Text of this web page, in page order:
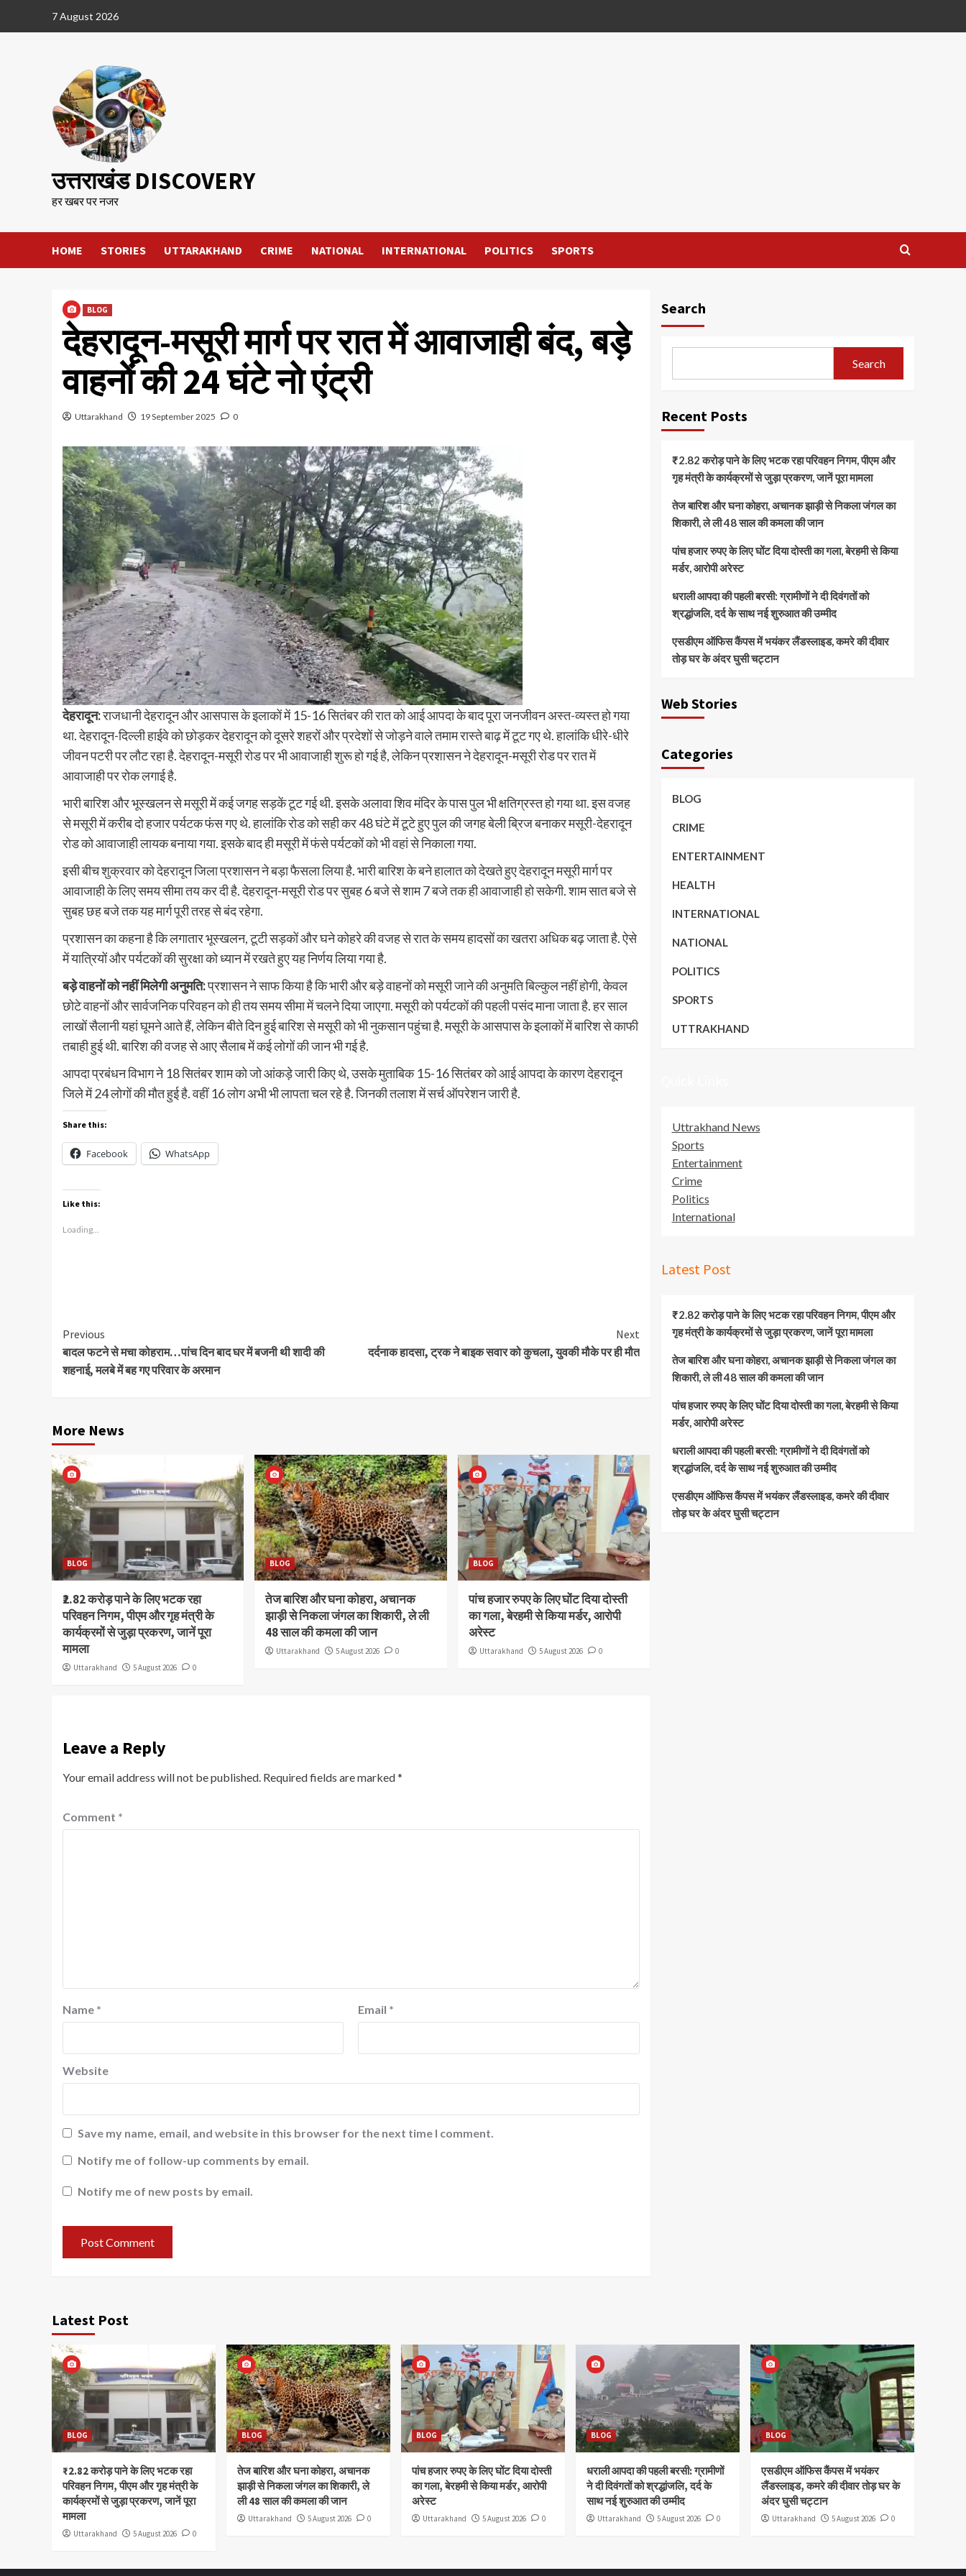
7 August 2026
उत्तराखंड DISCOVERY
हर खबर पर नजर
HOME STORIES UTTARAKHAND CRIME NATIONAL INTERNATIONAL POLITICS SPORTS
BLOG
देहरादून-मसूरी मार्ग पर रात में आवाजाही बंद, बड़े
वाहनों की 24 घंटे नो एंट्री
Uttarakhand 19 September 2025 0
देहरादून:राजधानी देहरादून और आसपास के इलाकों में 15-16 सितंबर की रात को आई आपदा के बाद पूरा जनजीवन अस्त-व्यस्त हो गया
था. देहरादून-दिल्ली हाईवे को छोड़कर देहरादून को दूसरे शहरों और प्रदेशों से जोड़ने वाले तमाम रास्ते बाढ़ में टूट गए थे. हालांकि धीरे-धीरे
जीवन पटरी पर लौट रहा है. देहरादून-मसूरी रोड पर भी आवाजाही शुरू हो गई है, लेकिन प्रशासन ने देहरादून-मसूरी रोड पर रात में
आवाजाही पर रोक लगाई है.
भारी बारिश और भूस्खलन से मसूरी में कई जगह सड़कें टूट गई थी. इसके अलावा शिव मंदिर के पास पुल भी क्षतिग्रस्त हो गया था. इस वजह
से मसूरी में करीब दो हजार पर्यटक फंस गए थे. हालांकि रोड को सही कर 48 घंटे में टूटे हुए पुल की जगह बेली ब्रिज बनाकर मसूरी-देहरादून
रोड को आवाजाही लायक बनाया गया. इसके बाद ही मसूरी में फंसे पर्यटकों को भी वहां से निकाला गया.
इसी बीच शुक्रवार को देहरादून जिला प्रशासन ने बड़ा फैसला लिया है. भारी बारिश के बने हालात को देखते हुए देहरादून मसूरी मार्ग पर
आवाजाही के लिए समय सीमा तय कर दी है. देहरादून-मसूरी रोड पर सुबह 6 बजे से शाम 7 बजे तक ही आवाजाही हो सकेगी. शाम सात बजे से
सुबह छह बजे तक यह मार्ग पूरी तरह से बंद रहेगा.
प्रशासन का कहना है कि लगातार भूस्खलन, टूटी सड़कों और घने कोहरे की वजह से रात के समय हादसों का खतरा अधिक बढ़ जाता है. ऐसे
में यात्रियों और पर्यटकों की सुरक्षा को ध्यान में रखते हुए यह निर्णय लिया गया है.
बड़े वाहनों को नहीं मिलेगी अनुमति:प्रशासन ने साफ किया है कि भारी और बड़े वाहनों को मसूरी जाने की अनुमति बिल्कुल नहीं होगी, केवल
छोटे वाहनों और सार्वजनिक परिवहन को ही तय समय सीमा में चलने दिया जाएगा. मसूरी को पर्यटकों की पहली पसंद माना जाता है. हर साल
लाखों सैलानी यहां घूमने आते हैं, लेकिन बीते दिन हुई बारिश से मसूरी को भी नुकसान पहुंचा है. मसूरी के आसपास के इलाकों में बारिश से काफी
तबाही हुई थी. बारिश की वजह से आए सैलाब में कई लोगों की जान भी गई है.
आपदा प्रबंधन विभाग ने 18 सितंबर शाम को जो आंकड़े जारी किए थे, उसके मुताबिक 15-16 सितंबर को आई आपदा के कारण देहरादून
जिले में 24 लोगों की मौत हुई है. वहीं 16 लोग अभी भी लापता चल रहे है. जिनकी तलाश में सर्च ऑपरेशन जारी है.
Share this:
Facebook WhatsApp
Like this:
Loading...
Continue
Reading
Previous
बादल फटने से मचा कोहराम…पांच दिन बाद घर में बजनी थी शादी की
शहनाई, मलबे में बह गए परिवार के अरमान
Next
दर्दनाक हादसा, ट्रक ने बाइक सवार को कुचला, युवकी मौके पर ही मौत
More News
BLOG
₹2.82 करोड़ पाने के लिए भटक रहा
परिवहन निगम, पीएम और गृह मंत्री के
कार्यक्रमों से जुड़ा प्रकरण, जानें पूरा
मामला
Uttarakhand 5 August 2026 0
BLOG
तेज बारिश और घना कोहरा, अचानक
झाड़ी से निकला जंगल का शिकारी, ले ली
48 साल की कमला की जान
Uttarakhand 5 August 2026 0
BLOG
पांच हजार रुपए के लिए घोंट दिया दोस्ती
का गला, बेरहमी से किया मर्डर, आरोपी
अरेस्ट
Uttarakhand 5 August 2026 0
Leave a Reply
Your email address will not be published. Required fields are marked*
Comment *
Name * Email *
Website
Save my name, email, and website in this browser for the next time I comment.
Notify me of follow-up comments by email.
Notify me of new posts by email.
Search
Search
Recent Posts
₹2.82 करोड़ पाने के लिए भटक रहा परिवहन निगम, पीएम और
गृह मंत्री के कार्यक्रमों से जुड़ा प्रकरण, जानें पूरा मामला
तेज बारिश और घना कोहरा, अचानक झाड़ी से निकला जंगल का
शिकारी, ले ली 48 साल की कमला की जान
पांच हजार रुपए के लिए घोंट दिया दोस्ती का गला, बेरहमी से किया
मर्डर, आरोपी अरेस्ट
धराली आपदा की पहली बरसी: ग्रामीणों ने दी दिवंगतों को
श्रद्धांजलि, दर्द के साथ नई शुरुआत की उम्मीद
एसडीएम ऑफिस कैंपस में भयंकर लैंडस्लाइड, कमरे की दीवार
तोड़ घर के अंदर घुसी चट्टान
Web Stories
Categories
BLOG
CRIME
ENTERTAINMENT
HEALTH
INTERNATIONAL
NATIONAL
POLITICS
SPORTS
UTTRAKHAND
Uttrakhand News
Sports
Entertainment
Crime
Politics
International
Latest Post
₹2.82 करोड़ पाने के लिए भटक रहा परिवहन निगम, पीएम और
गृह मंत्री के कार्यक्रमों से जुड़ा प्रकरण, जानें पूरा मामला
तेज बारिश और घना कोहरा, अचानक झाड़ी से निकला जंगल का
शिकारी, ले ली 48 साल की कमला की जान
पांच हजार रुपए के लिए घोंट दिया दोस्ती का गला, बेरहमी से किया
मर्डर, आरोपी अरेस्ट
धराली आपदा की पहली बरसी: ग्रामीणों ने दी दिवंगतों को
श्रद्धांजलि, दर्द के साथ नई शुरुआत की उम्मीद
एसडीएम ऑफिस कैंपस में भयंकर लैंडस्लाइड, कमरे की दीवार
तोड़ घर के अंदर घुसी चट्टान
Latest Post
BLOG
₹2.82 करोड़ पाने के लिए भटक रहा
परिवहन निगम, पीएम और गृह मंत्री के
कार्यक्रमों से जुड़ा प्रकरण, जानें पूरा
मामला
Uttarakhand 5 August 2026 0
BLOG
तेज बारिश और घना कोहरा, अचानक
झाड़ी से निकला जंगल का शिकारी, ले
ली 48 साल की कमला की जान
Uttarakhand 5 August 2026 0
BLOG
पांच हजार रुपए के लिए घोंट दिया दोस्ती
का गला, बेरहमी से किया मर्डर, आरोपी
अरेस्ट
Uttarakhand 5 August 2026 0
BLOG
धराली आपदा की पहली बरसी: ग्रामीणों
ने दी दिवंगतों को श्रद्धांजलि, दर्द के
साथ नई शुरुआत की उम्मीद
Uttarakhand 5 August 2026 0
BLOG
एसडीएम ऑफिस कैंपस में भयंकर
लैंडस्लाइड, कमरे की दीवार तोड़ घर के
अंदर घुसी चट्टान
Uttarakhand 5 August 2026 0